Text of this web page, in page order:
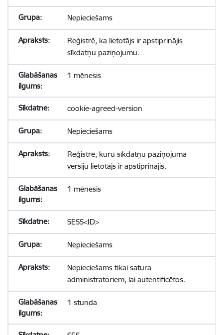
Nepieciešams
Reģistrē, ka lietotājs ir apstiprinājis
sīkdatņu paziņojumu.
1 mēnesis
cookie-agreed-version
Nepieciešams
Reģistrē, kuru sīkdatņu paziņojuma
versiju lietotājs ir apstiprinājis.
1 mēnesis
SESS<ID>
Nepieciešams
Nepieciešams tikai satura
administratoriem, lai autentificētos.
1 stunda